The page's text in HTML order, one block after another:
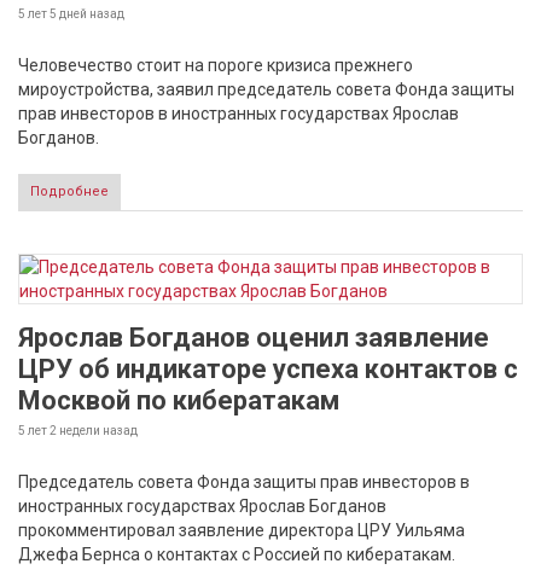
5 лет 5 дней назад
Человечество стоит на пороге кризиса прежнего
мироустройства, заявил председатель совета Фонда защиты
прав инвесторов в иностранных государствах Ярослав
Богданов.
Подробнее
Ярослав Богданов оценил заявление
ЦРУ об индикаторе успеха контактов с
Москвой по кибератакам
5 лет 2 недели назад
Председатель совета Фонда защиты прав инвесторов в
иностранных государствах Ярослав Богданов
прокомментировал заявление директора ЦРУ Уильяма
Джефа Бернса о контактах с Россией по кибератакам.